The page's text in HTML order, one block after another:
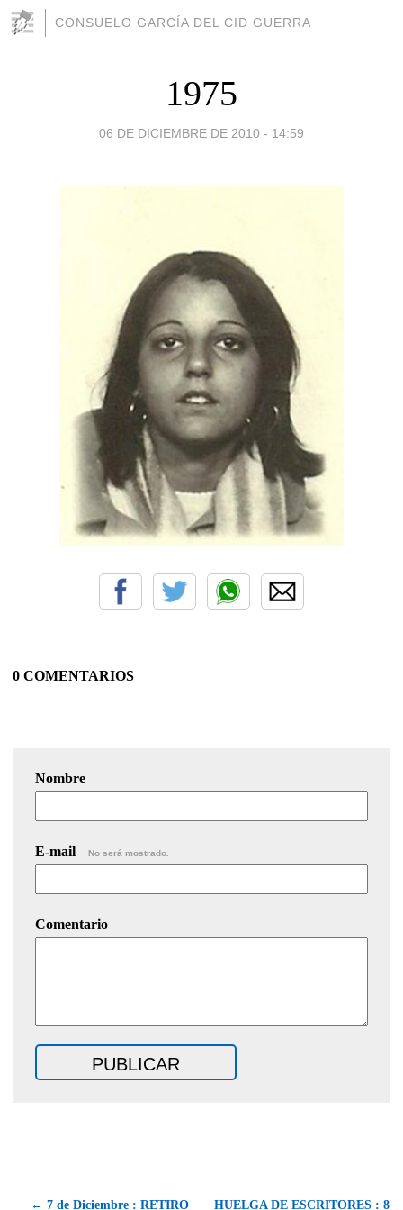
CONSUELO GARCÍA DEL CID GUERRA
1975
06 DE DICIEMBRE DE 2010 - 14:59
0 COMENTARIOS
Nombre
E-mail No será mostrado.
Comentario
← 7 de Diciembre : RETIRO HUELGA DE ESCRITORES : 8